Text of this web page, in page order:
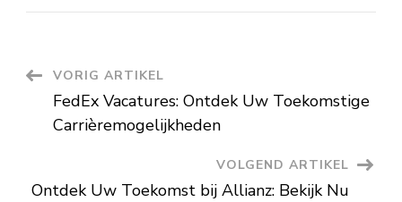
Berichtnavigatie
VORIG ARTIKEL
FedEx Vacatures: Ontdek Uw Toekomstige
Carrièremogelijkheden
VOLGEND ARTIKEL
Ontdek Uw Toekomst bij Allianz: Bekijk Nu